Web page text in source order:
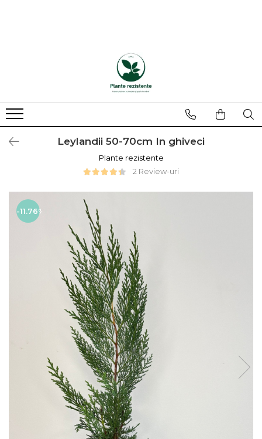
Leylandii 50-70cm In ghiveci
Plante rezistente
2 Review-uri
-11.76%